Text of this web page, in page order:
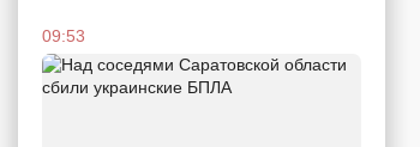
09:53